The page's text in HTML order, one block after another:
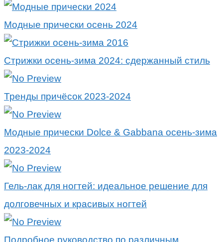
Модные прически осень 2024
Стрижки осень-зима 2024: сдержанный стиль
Тренды причёсок 2023-2024
Модные прически Dolce & Gabbana осень-зима
2023-2024
Гель-лак для ногтей: идеальное решение для
долговечных и красивых ногтей
Подробное руководство по различным